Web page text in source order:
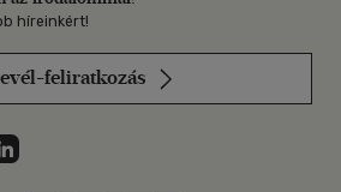
híreinkért!
feliratkozás
on
az Instagramon
Libri a LinkedInen